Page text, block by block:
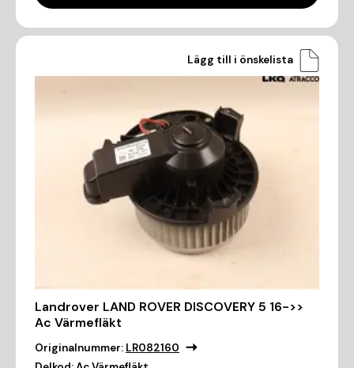
Lägg till i önskelista
Landrover LAND ROVER DISCOVERY 5 16->>
Ac Värmefläkt
Originalnummer: LR082160